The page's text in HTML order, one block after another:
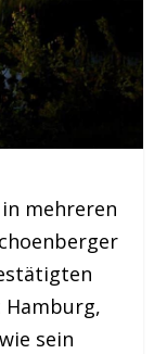
mehreren
Hamburg,
sein